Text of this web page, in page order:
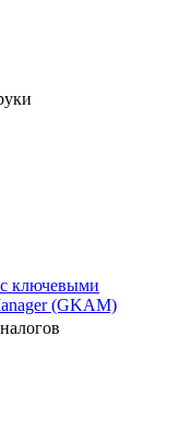
ключевыми
(GKAM)